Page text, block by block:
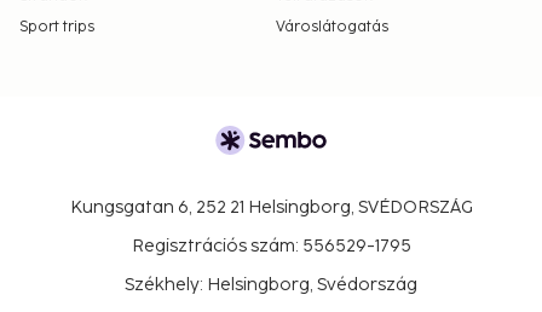
Sport trips
Városlátogatás
Kungsgatan 6, 252 21 Helsingborg, SVÉDORSZÁG
Regisztrációs szám: 556529-1795
Székhely: Helsingborg, Svédország